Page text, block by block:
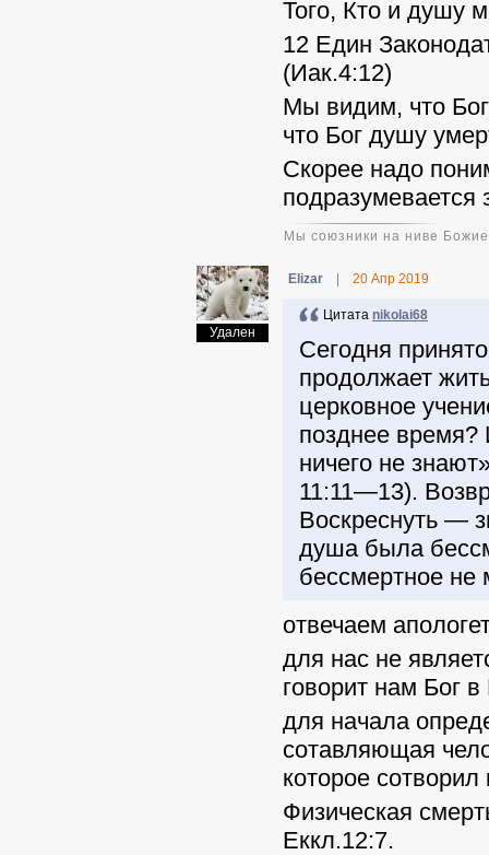
Того, Кто и душу
12 Един
(Иак.4:12)
Мы видим, что
что Бог душу
Скорее надо
подразумевается
Мы союзники на ниве
Удален
Elizar 20 Апр 2019
Цитата nikolai68
Сегодня
продолжает
церковное
позднее время?
ничего не
11:11—13).
Воскреснуть —
душа была
бессмертное не
отвечаем
для нас не
говорит нам Бог
для начала
сотавляющая
которое
Физическая
Еккл.12:7.